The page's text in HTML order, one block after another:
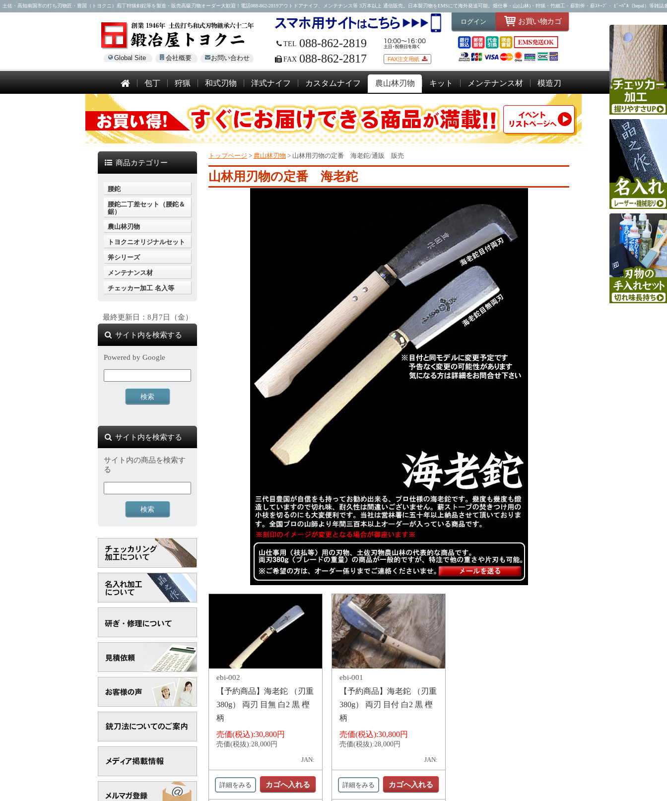
土佐・高知南国市の打ち刃物匠・豊国（トヨクニ）庖丁狩猟剣鉈等を製造・販売高級刃物オーダー大歓迎！電話088-862-2819アウトドアナイフ、メンテナンス等 3万本以上 通信販売。日本製刃物をEMSにて海外発送可能。畑仕事・山(山林)・狩猟・竹細工・薪割斧・薪ｽﾄｰﾌﾞ・ ﾋﾞｰﾊﾟﾙ（bepal）等雑誌
Global Site 会社概要 お問い合わせ
TEL 088-862-2819
FAX 088-862-2817 FAX注文用紙
ログイン お買い物カゴ
包丁 狩猟 和式刃物 洋式ナイフ カスタムナイフ 農山林刃物 キット メンテナンス材 模造刀
トップページ > 農山林刃物 > 山林用刃物の定番 海老鉈/通販 販売
山林用刃物の定番 海老鉈
ebi-002
【予約商品】海老鉈 （刃重
380g） 両刃 目無 白2 黒 樫
柄
売価(税込):30,800円
売価(税抜):28,000円
JAN:
詳細をみる カゴへ入れる
ebi-001
【予約商品】海老鉈 （刃重
380g） 両刃 目付 白2 黒 樫
柄
売価(税込):30,800円
売価(税抜):28,000円
JAN:
詳細をみる カゴへ入れる
商品カテゴリー
腰鉈
腰鉈二丁差セット（腰鉈＆
鋸）
農山林刃物
トヨクニオリジナルセット
斧シリーズ
メンテナンス材
チェッカー加工 名入等
最終更新日：8月7日（金）
サイト内を検索する
Powered by Google
サイト内を検索する
サイト内の商品を検索す
る